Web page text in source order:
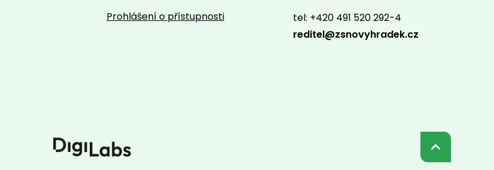
Prohlášení o přístupnosti
tel: +420 491 520 292-4
reditel@zsnovyhradek.cz